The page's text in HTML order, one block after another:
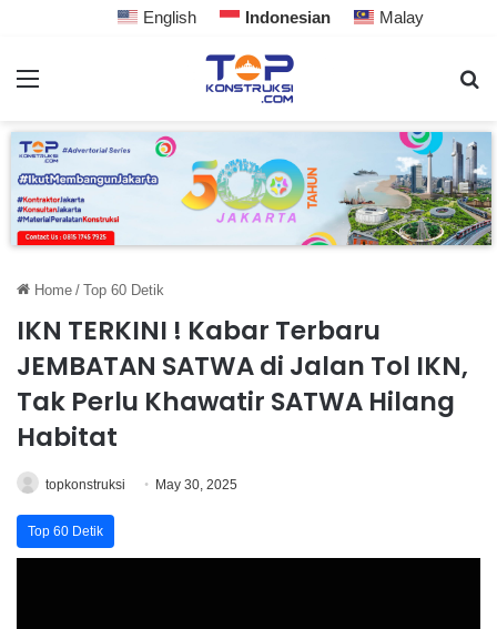
English Indonesian Malay
Home / Top 60 Detik
IKN TERKINI ! Kabar Terbaru
JEMBATAN SATWA di Jalan Tol IKN,
Tak Perlu Khawatir SATWA Hilang
Habitat
topkonstruksi May 30, 2025
Top 60 Detik